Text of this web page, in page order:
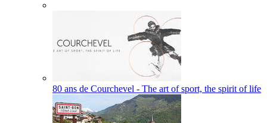
80 ans de Courchevel - The art of sport, the spirit of life